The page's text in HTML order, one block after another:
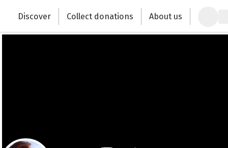
Change the world with your donation
Discover Collect donations About us